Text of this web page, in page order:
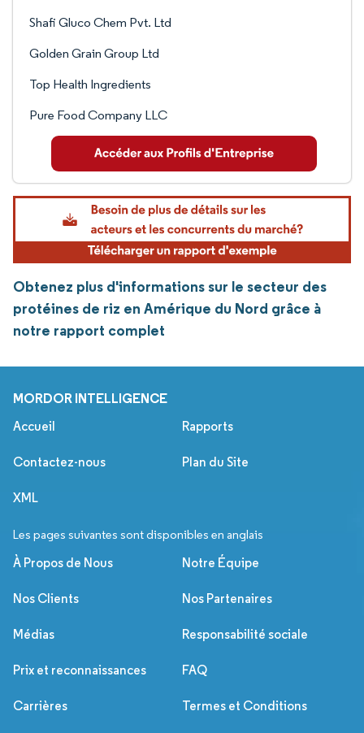
Shafi Gluco Chem Pvt. Ltd
Golden Grain Group Ltd
Top Health Ingredients
Pure Food Company LLC
Obtenez plus d'informations sur le secteur des
protéines de riz en Amérique du Nord grâce à
notre rapport complet
MORDOR INTELLIGENCE
Accueil Rapports
Contactez-nous Plan du Site
XML
Les pages suivantes sont disponibles en anglais
À Propos de Nous Notre Équipe
Nos Clients Nos Partenaires
Médias Responsabilité sociale
Prix et reconnaissances FAQ
Carrières Termes et Conditions